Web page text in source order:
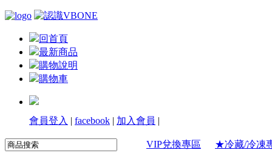
回首頁
最新商品
購物說明
購物車
會員登入 | facebook | 加入會員 |
VIP兌換專區
★冷藏/冷凍